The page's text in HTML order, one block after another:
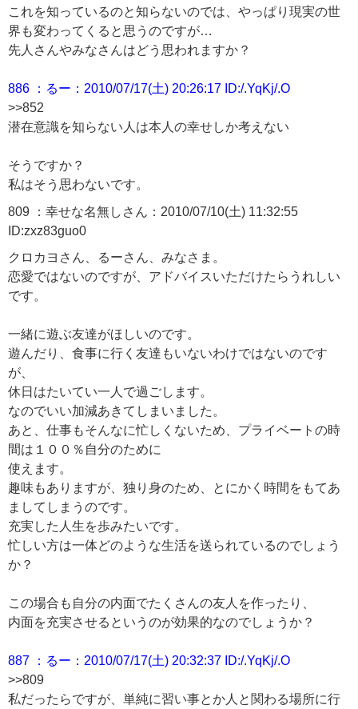
これを知っているのと知らないのでは、やっぱり現実の世
界も変わってくると思うのですが…
先人さんやみなさんはどう思われますか？
886 ：るー：2010/07/17(土) 20:26:17 ID:/.YqKj/.O
>>852
潜在意識を知らない人は本人の幸せしか考えない
そうですか？
私はそう思わないです。
809 ：幸せな名無しさん：2010/07/10(土) 11:32:55
ID:zxz83guo0
クロカヨさん、るーさん、みなさま。
恋愛ではないのですが、アドバイスいただけたらうれしい
です。
一緒に遊ぶ友達がほしいのです。
遊んだり、食事に行く友達もいないわけではないのです
が、
休日はたいてい一人で過ごします。
なのでいい加減あきてしまいました。
あと、仕事もそんなに忙しくないため、プライベートの時
間は１００％自分のために
使えます。
趣味もありますが、独り身のため、とにかく時間をもてあ
ましてしまうのです。
充実した人生を歩みたいです。
忙しい方は一体どのような生活を送られているのでしょう
か？
この場合も自分の内面でたくさんの友人を作ったり、
内面を充実させるというのが効果的なのでしょうか？
887 ：るー：2010/07/17(土) 20:32:37 ID:/.YqKj/.O
>>809
私だったらですが、単純に習い事とか人と関わる場所に行